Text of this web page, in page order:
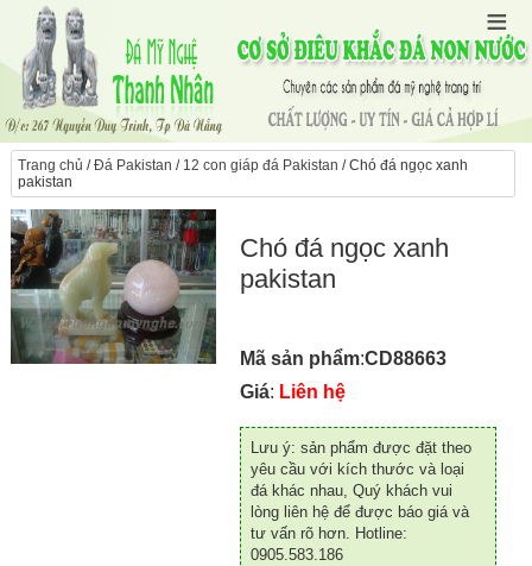
Trang chủ /Đá Pakistan / 12 con giáp đá Pakistan / Chó đá ngọc xanh
pakistan
Chó đá ngọc xanh
pakistan
Mã sản phẩm:CD88663
Giá: Liên hệ
Lưu ý: sản phẩm được đặt theo
yêu cầu với kích thước và loại
đá khác nhau, Quý khách vui
lòng liên hệ để được báo giá và
tư vấn rõ hơn. Hotline:
0905.583.186